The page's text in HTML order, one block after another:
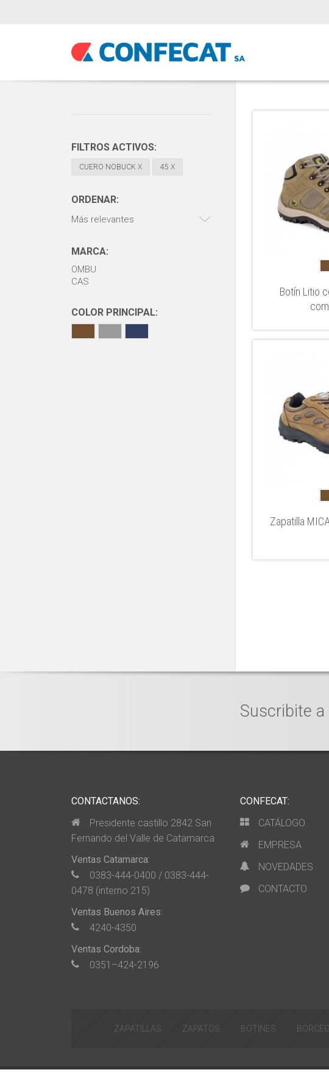
FILTROS ACTIVOS:
CUERO NOBUCK X 45 X
ORDENAR:
Más relevantes
MARCA:
OMBU
CAS
COLOR PRINCIPAL:
Botín Litio
Zapatilla
Suscribite
CONTACTANOS:
Presidente castillo 2842 San
Fernando del Valle de Catamarca
Ventas Catamarca:
0383-444-0400 / 0383-444-
0478 (interno 215)
Ventas Buenos Aires:
4240-4350
Ventas Cordoba:
0351–424-2196
CONFECAT:
CATÁLOGO
EMPRESA
NOVEDADES
CONTACTO
ZAPATILLAS ZAPATOS BOTINES